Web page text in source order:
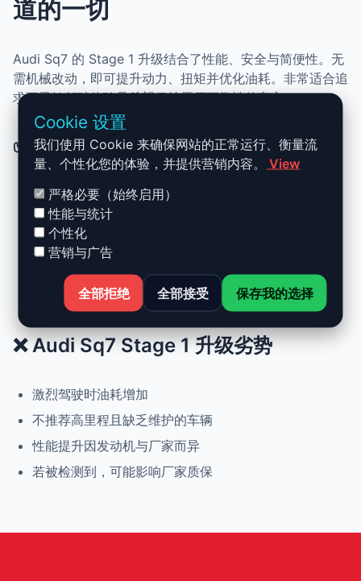
道的一切
Audi Sq7 的 Stage 1 升级结合了性能、安全与简便性。无
需机械改动，即可提升动力、扭矩并优化油耗。非常适合追
求更灵敏驾驶体验且希望保持原厂可靠性的车主。
✅ Audi Sq7 Stage 1 升级优势
动力提升高达 +30%，扭矩提升 +25%
正常驾驶下优化油耗
可随时恢复原厂设置
无需机械改装
提升驾驶顺畅度与舒适性
❌ Audi Sq7 Stage 1 升级劣势
激烈驾驶时油耗增加
不推荐高里程且缺乏维护的车辆
性能提升因发动机与厂家而异
若被检测到，可能影响厂家质保
Cookie 设置
我们使用 Cookie 来确保网站的正常运行、衡量流
量、个性化您的体验，并提供营销内容。
View
严格必要（始终启用）
性能与统计
个性化
营销与广告
全部拒绝 全部接受 保存我的选择